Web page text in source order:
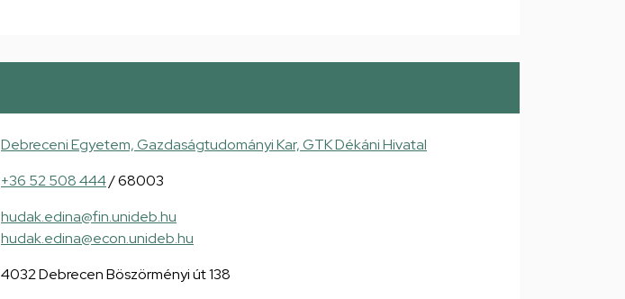
Debreceni Egyetem, Gazdaságtudományi Kar, GTK Dékáni Hivatal
+36 52 508 444/ 68003
hudak.edina@fin.unideb.hu
hudak.edina@econ.unideb.hu
4032 Debrecen Böszörményi út 138